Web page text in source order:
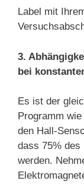
Label mit
3.
bei
Es ist der
Programm
den Hall-
dass 75% des
werden.